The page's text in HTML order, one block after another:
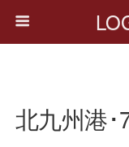
北九州港･